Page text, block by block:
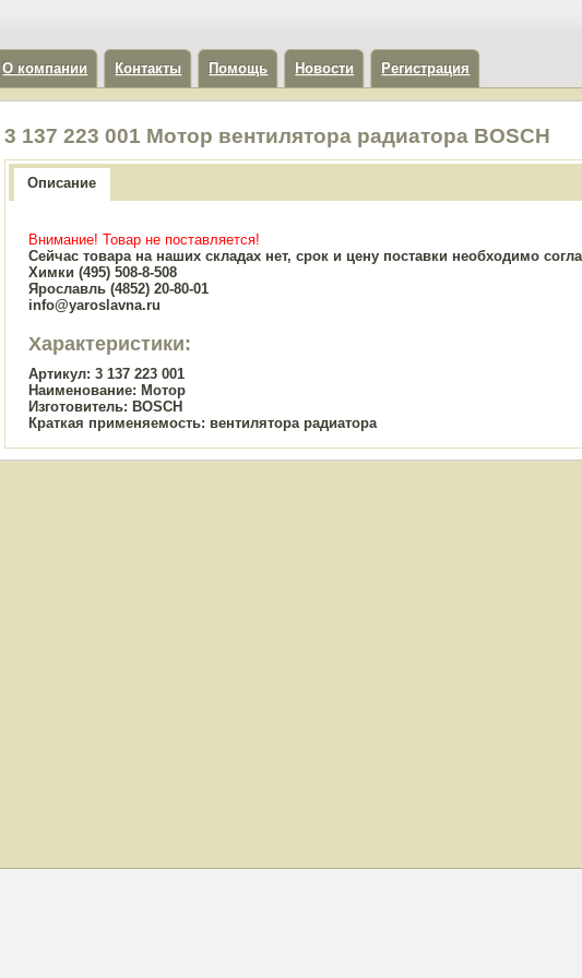
О компании Контакты Помощь Новости Регистрация
3 137 223 001 Мотор вентилятора радиатора BOSCH
Описание
Внимание! Товар не поставляется!
Сейчас товара на наших складах нет, срок и цену поставки необходимо
Химки (495) 508-8-508
Ярославль (4852) 20-80-01
info@yaroslavna.ru
Характеристики:
Артикул: 3 137 223 001
Наименование: Мотор
Изготовитель: BOSCH
Краткая применяемость: вентилятора радиатора